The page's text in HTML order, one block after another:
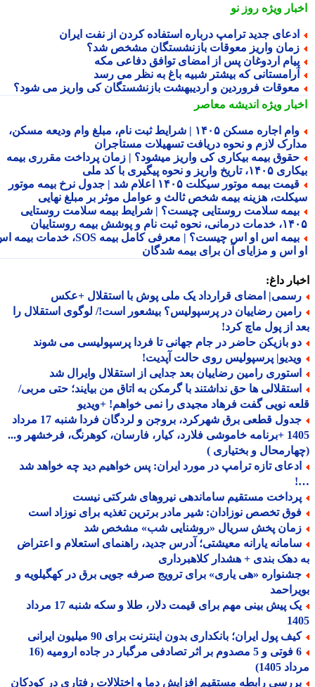
ویژهروز نو
جدید ترامپ درباره استفاده کردن از نفت ایران
واریز معوقات بازنشستگان مشخص شد؟
اردوغان پس از امضای توافق دفاعی مکه
که بیشتر شبیه باغ به نظر می رسد
فروردین و اردیبهشت بازنشستگان کی واریز می شود؟
ویژهاندیشه معاصر
وام اجاره مسکن ۱۴۰۵ | شرایط ثبت نام، مبلغ وام ودیعه مسکن،
لازم و نحوه دریافت تسهیلات مستاجران
بیمه بیکاری کی واریز میشود؟ | زمان پرداخت مقرری بیمه
واریز و نحوه پیگیری با کد ملی
قیمت بیمه موتور سیکلت ۱۴۰۵ اعلام شد | جدول نرخ بیمه موتور
هزینه بیمه شخص ثالث و عوامل موثر بر مبلغ نهایی
سلامت روستایی چیست؟ | شرایط بیمه سلامت روستایی
نام و پوشش بیمه روستاییان
بیمه اس او اس چیست؟ | معرفی کامل بیمه SOS، خدمات بیمه اس
اس و مزایای آن برای بیمه شدگان
داغ:
امضای قرارداد یک ملی پوش با استقلال +عکس
رضاییان در پرسپولیس؟ بیشعور است!/ لوگوی استقلال را
از پول ماچ کرد!
بازیکن حاضر در جام جهانی تا فردا پرسپولیسی می شوند
پرسپولیس روی حالت آپدیت!
رامین رضاییان بعد جدایی از استقلال وایرال شد
ها حق نداشتند با گرمکن به اتاق من بیایند؛ حتی مربی/
نویی گفت فرهاد مجیدی را نمی خواهم! +ویدیو
جدول قطعی برق شهرکرد، بروجن و لردگان فردا شنبه 17 مرداد
1405 +برنامه خاموشی فلارد، کیار، فارسان، کوهرنگ، فرخشهر و...
و بختیاری )
تازه ترامپ در مورد ایران: پس خواهیم دید چه خواهد شد
مستقیم ساماندهی نیروهای شرکتی نیست
تخصص نوزادان: شیر مادر برترین تغذیه برای نوزاد است
پخش سریال «روشنایی شب» مشخص شد
یارانه معیشتی؛ آدرس جدید، راهنمای استعلام و اعتراض
دهک بندی + هشدار کلاهبرداری
«هی یاری» برای ترویج صرفه جویی برق در کهگیلویه و
یک پیش بینی مهم برای قیمت دلار، طلا و سکه شنبه 17 مرداد
پول ایران؛ بانکداری بدون اینترنت برای 90 میلیون ایرانی
6 فوتی و 5 مصدوم بر اثر تصادفی مرگبار در جاده ارومیه (16
1405)
رابطه مستقیم افزایش دما و اختلالات رفتاری در کودکان